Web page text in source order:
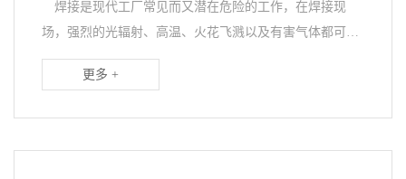
焊接是现代工厂常见而又潜在危险的工作，在焊接现
场，强烈的光辐射、高温、火花飞溅以及有害气体都可能
对工人的健康造成威胁。为了解决这些问题，一款先进的
设备安全防护门应运而生，为焊接设备的操作工人提供了
更多 +